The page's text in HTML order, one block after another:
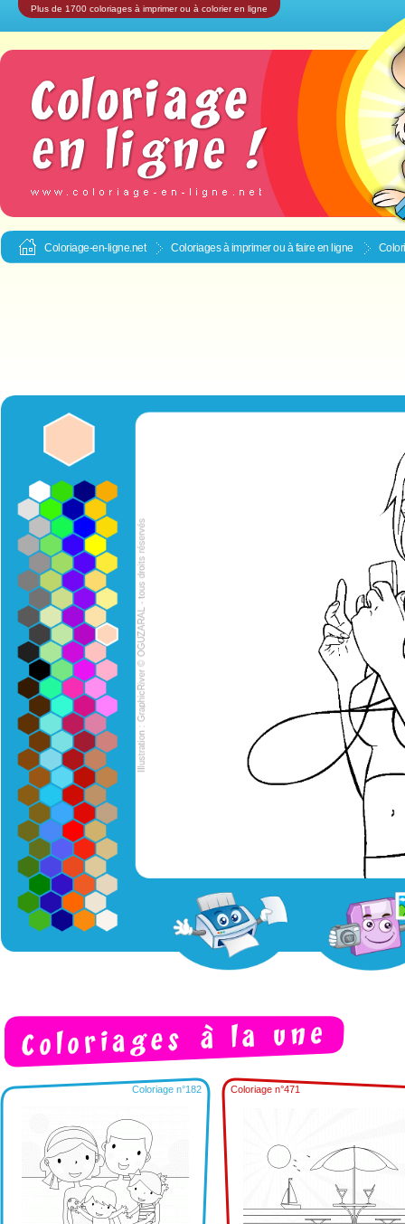
Plus de 1700 coloriages à imprimer ou à colorier en ligne
Coloriage-en-ligne.net Coloriages à imprimer ou à faire en ligne
Coloriage n°182 Coloriage n°471